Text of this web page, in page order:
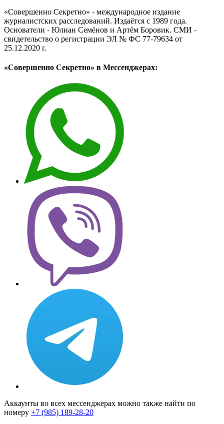
«Совершенно Секретно» - международное издание
журналистских расследований. Издаётся с 1989 года.
Основатели - Юлиан Семёнов и Артём Боровик. CМИ -
свидетельство о регистрации ЭЛ № ФС 77-79634 от
25.12.2020 г.
«Совершенно Секретно» в Мессенджерах:
Аккаунты во всех мессенджерах можно также найти по
номеру +7 (985) 189-28-20